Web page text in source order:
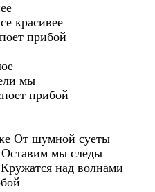
красивее
прибой
мы
прибой
От шумной суеты
Оставим мы следы
над волнами